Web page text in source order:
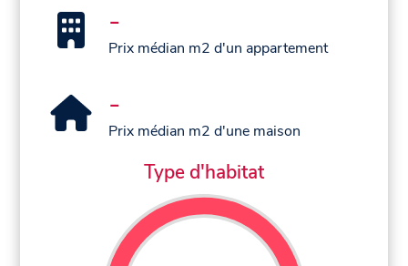
-
Prix médian m2 d'un appartement
-
Prix médian m2 d'une maison
Type d'habitat